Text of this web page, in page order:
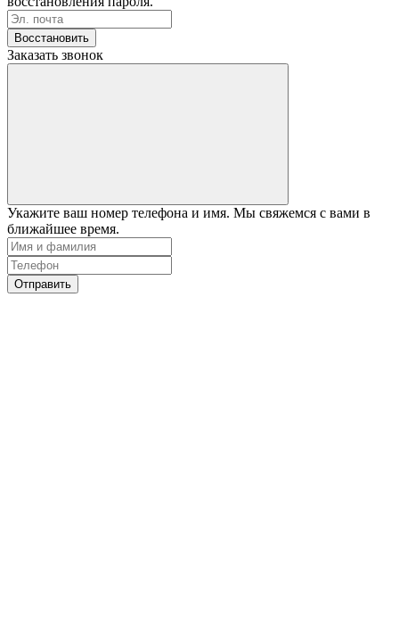
Восстановить
Заказать звонок
Укажите ваш номер телефона и имя. Мы свяжемся с вами в
ближайшее время.
Отправить